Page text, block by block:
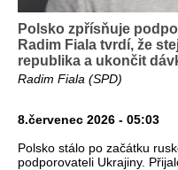
Polsko zpřísňuje
Radim Fiala tvrdí, že
republika a ukončit
Radim Fiala (SPD)
8.červenec 2026 - 05:03
Polsko stálo po začátku
podporovateli Ukrajiny.